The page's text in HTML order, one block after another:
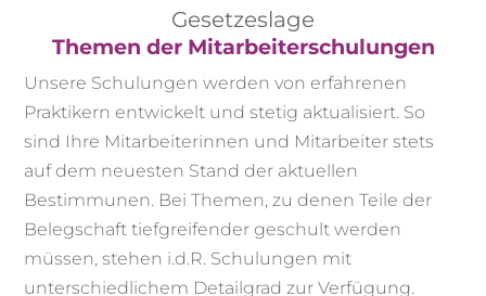
Gesetzeslage
Themen der Mitarbeiterschulungen
Unsere Schulungen werden von erfahrenen
Praktikern entwickelt und stetig aktualisiert. So
sind Ihre Mitarbeiterinnen und Mitarbeiter stets
auf dem neuesten Stand der aktuellen
Bestimmunen. Bei Themen, zu denen Teile der
Belegschaft tiefgreifender geschult werden
müssen, stehen i.d.R. Schulungen mit
unterschiedlichem Detailgrad zur Verfügung.